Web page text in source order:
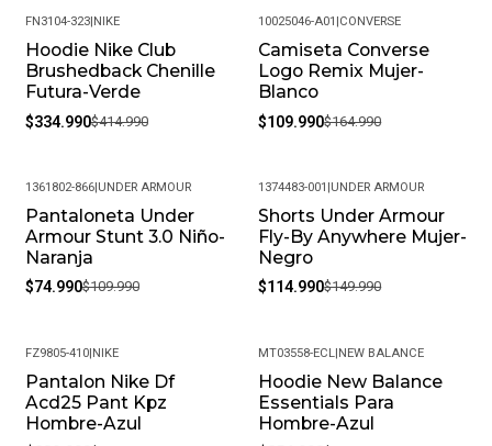
-19%
FN3104-323| NIKE
Hoodie Nike Club
Brushedback Chenille
Futura-Verde
$334.990$414.990
-33%
10025046-A01 CONVERSE
Camiseta Converse
Logo Remix Mujer-
Blanco
$109.990$164.990
-32%
1361802-866| UNDER ARMOUR
Pantaloneta Under
Armour Stunt 3.0 Niño-
Naranja
$74.990$109.990
-23%
1374483-001 UNDER ARMOUR
Shorts Under Armour
Fly-By Anywhere Mujer-
Negro
$114.990$149.990
-16%
FZ9805-410| NIKE
Pantalon Nike Df
Acd25 Pant Kpz
Hombre-Azul
-41%
MT03558-ECL NEW BALANCE
Hoodie New Balance
Essentials Para
Hombre-Azul